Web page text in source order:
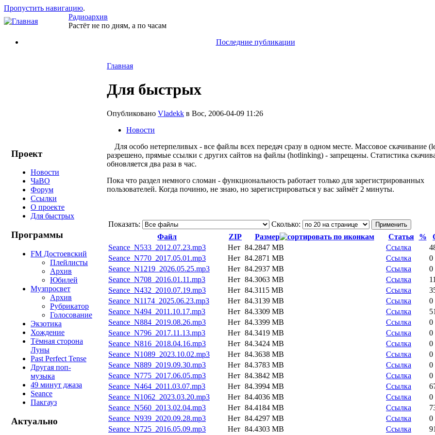
Пропустить навигацию.
Радиоархив
Растёт не по дням, а по часам
Последние публикации
Проект
Новости
ЧаВО
Форум
Ссылки
О проекте
Для быстрых
Программы
FM Достоевский
Плейлисты
Архив
Юбилей
Музпросвет
Архив
Рубрикатор
Голосование
Экзотика
Хождение
Тёмная сторона
Луны
Past Perfect Tense
Другая поп-
музыка
49 минут джаза
Seance
Пакгауз
Актуально
Главная
Для быстрых
Опубликовано Vladekk в Вос, 2006-04-09 11:26
Новости
Для особо нетерпеливых - все файлы всех передач сразу в одном месте. Массовое скачивание
разрешено, прямые ссылки с других сайтов на файлы (hotlinking) - запрещены. Статистика
обновляется два раза в час.
Пока что раздел немного сломан - функциональность работает только для зарегистрированных
пользователей. Когда починю, не знаю, но зарегистрироваться у вас займёт 2 минуты.
Показать:
Сколько:
Файл
ZIP Размер Статья %
Seance_N533_2012.07.23.mp3
Нет 84.2847 MB Ссылка
Seance_N770_2017.05.01.mp3
Нет 84.2871 MB Ссылка
0
Seance_N1219_2026.05.25.mp3
Нет 84.2937 MB Ссылка
0
Seance_N708_2016.01.11.mp3
Нет 84.3063 MB Ссылка
Seance_N432_2010.07.19.mp3
Нет 84.3115 MB Ссылка
Seance_N1174_2025.06.23.mp3
Нет 84.3139 MB Ссылка
0
Seance_N494_2011.10.17.mp3
Нет 84.3309 MB Ссылка
Seance_N884_2019.08.26.mp3
Нет 84.3399 MB Ссылка
0
Seance_N796_2017.11.13.mp3
Нет 84.3419 MB Ссылка
0
Seance_N816_2018.04.16.mp3
Нет 84.3424 MB Ссылка
0
Seance_N1089_2023.10.02.mp3
Нет 84.3638 MB Ссылка
0
Seance_N889_2019.09.30.mp3
Нет 84.3783 MB Ссылка
0
Seance_N775_2017.06.05.mp3
Нет 84.3842 MB Ссылка
0
Seance_N464_2011.03.07.mp3
Нет 84.3994 MB Ссылка
Seance_N1062_2023.03.20.mp3
Нет 84.4036 MB Ссылка
0
Seance_N560_2013.02.04.mp3
Нет 84.4184 MB Ссылка
Seance_N939_2020.09.28.mp3
Нет 84.4297 MB Ссылка
0
Seance_N725_2016.05.09.mp3
Нет 84.4303 MB Ссылка